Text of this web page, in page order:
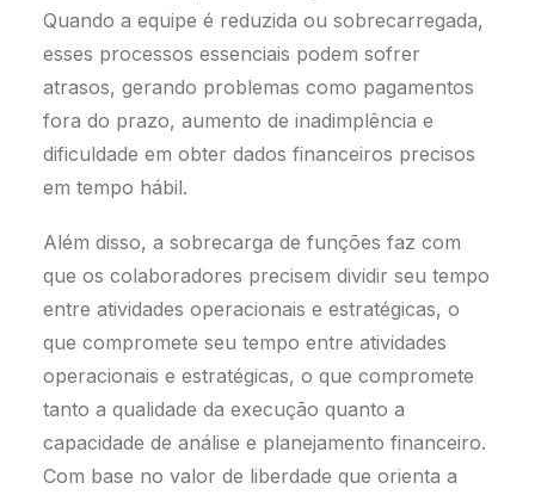
Quando a equipe é reduzida ou sobrecarregada,
esses processos essenciais podem sofrer
atrasos, gerando problemas como pagamentos
fora do prazo, aumento de inadimplência e
dificuldade em obter dados financeiros precisos
em tempo hábil.
Além disso, a sobrecarga de funções faz com
que os colaboradores precisem dividir seu tempo
entre atividades operacionais e estratégicas, o
que compromete seu tempo entre atividades
operacionais e estratégicas, o que compromete
tanto a qualidade da execução quanto a
capacidade de análise e planejamento financeiro.
Com base no valor de liberdade que orienta a